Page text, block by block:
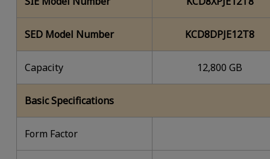
SED Model Number KCD8DPJE12T8
Capacity 12,800 GB
Basic Specifications
Form Factor